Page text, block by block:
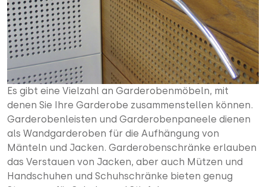
Es gibt eine Vielzahl an Garderobenmöbeln, mit
denen Sie Ihre Garderobe zusammenstellen können.
Garderobenleisten und Garderobenpaneele dienen
als Wandgarderoben für die Aufhängung von
Mänteln und Jacken. Garderobenschränke erlauben
das Verstauen von Jacken, aber auch Mützen und
Handschuhen und Schuhschränke bieten genug